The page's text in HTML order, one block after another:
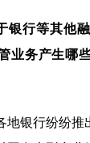
银行等其他
业务产生哪
地银行纷纷推